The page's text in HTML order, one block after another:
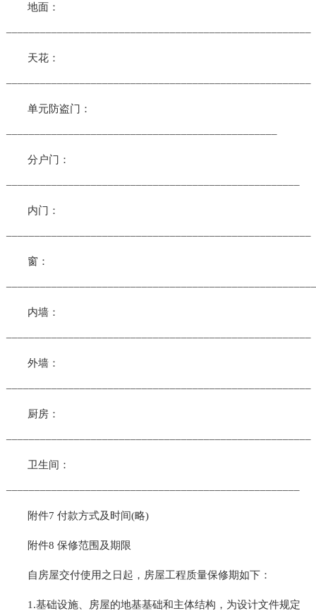
地面：
天花：
单元防盗门：
分户门：
内门：
窗：
内墙：
外墙：
厨房：
卫生间：
附件7 付款方式及时间(略)
附件8 保修范围及期限
自房屋交付使用之日起，房屋工程质量保修期如下：
1.基础设施、房屋的地基基础和主体结构，为设计文件规定